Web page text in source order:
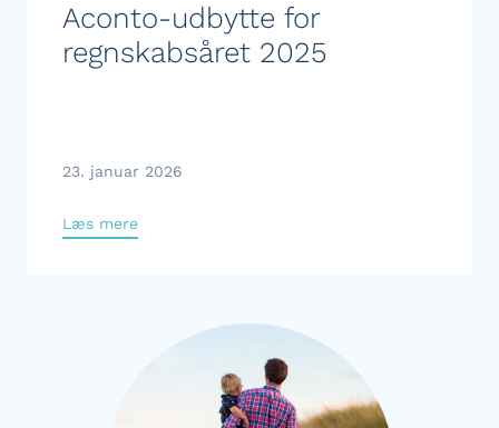
Aconto-udbytte for
regnskabsåret 2025
23. januar 2026
Læs mere